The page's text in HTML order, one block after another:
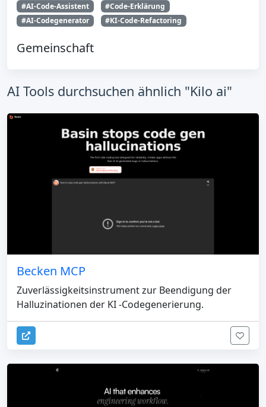
#AI-Code-Assistent
#Code-Erklärung
#AI-Codegenerator
#KI-Code-Refactoring
Gemeinschaft
AI Tools durchsuchen ähnlich "Kilo ai"
Becken MCP
Zuverlässigkeitsinstrument zur Beendigung der
Halluzinationen der KI -Codegenerierung.